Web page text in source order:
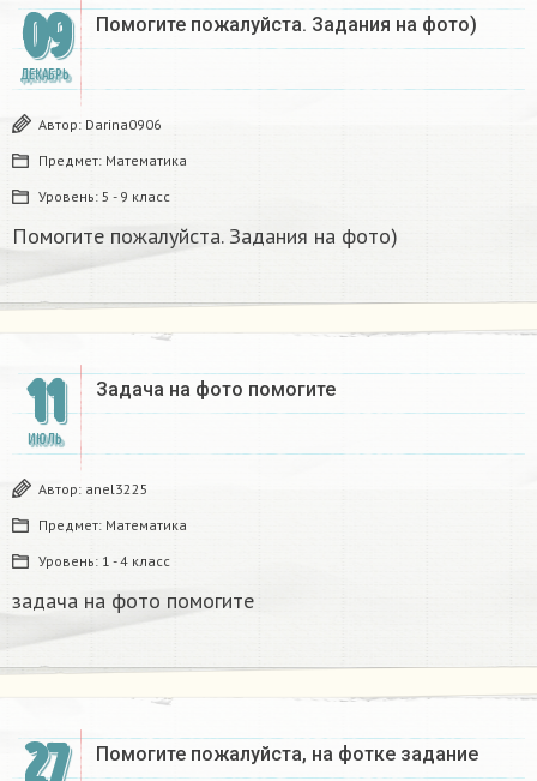
09
ДЕКАБРЬ
Помогите пожалуйста. Задания на фото)
Автор: Darina0906
Предмет: Математика
Уровень: 5 - 9 класс
Помогите пожалуйста. Задания на фото)
11
ИЮЛЬ
Задача на фото помогите​
Автор: anel3225
Предмет: Математика
Уровень: 1 - 4 класс
задача на фото помогите​
Помогите пожалуйста, на фотке задание